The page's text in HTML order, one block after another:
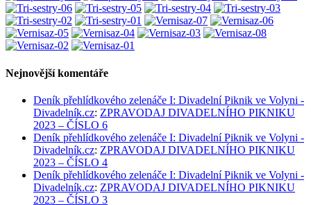
Nejnovější komentáře
Deník přehlídkového zelenáče I: Divadelní Piknik ve Volyni -
Divadelník.cz: ZPRAVODAJ DIVADELNÍHO PIKNIKU
2023 – ČÍSLO 6
Deník přehlídkového zelenáče I: Divadelní Piknik ve Volyni -
Divadelník.cz: ZPRAVODAJ DIVADELNÍHO PIKNIKU
2023 – ČÍSLO 4
Deník přehlídkového zelenáče I: Divadelní Piknik ve Volyni -
Divadelník.cz: ZPRAVODAJ DIVADELNÍHO PIKNIKU
2023 – ČÍSLO 3